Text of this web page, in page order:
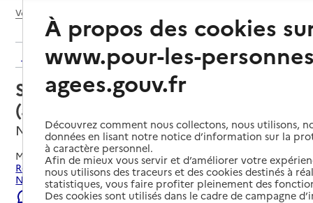
Voir le fil d’Ariane
Retour aux résultats de l'annuaire
Service autonomie à domicile
(aide) – ADAR 44
Nozay, LOIRE-ATLANTIQUE
Mis à jour le08/08/2026
Rechercher les établissements et services autour de
Nozay.
Signaler une erreur
À propos des cookies
www.pour-les-
agees.gouv.fr
Découvrez comment nous collectons, nous utilisons,
données en lisant notre notice d’information sur la
à caractère personnel.
Afin de mieux vous servir et d’améliorer votre
nous utilisons des traceurs et des cookies destinés à
statistiques, vous faire profiter pleinement des
Des cookies sont utilisés dans le cadre de campagne